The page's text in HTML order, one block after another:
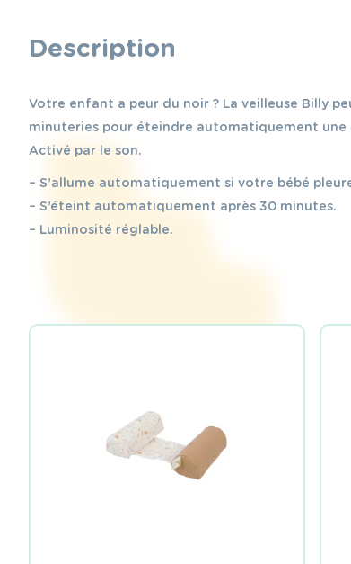
Description
Votre enfant a peur du noir ? La veilleuse Billy
minuteries pour éteindre automatiquement une
Activé par le son.
– S’allume automatiquement si votre bébé
– S’éteint automatiquement après 30 minutes.
– Luminosité réglable.